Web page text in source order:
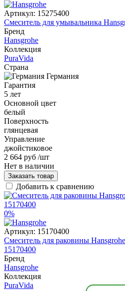
Артикул: 15275400
Смеситель для умывальника
Бренд
Hansgrohe
Коллекция
PuraVida
Страна
Германия
Гарантия
5 лет
Основной цвет
белый
Поверхность
глянцевая
Управление
джойстиковое
2 664 руб /шт
Нет в наличии
Заказать товар
Добавить к сравнению
0%
Артикул: 15170400
Смеситель для раковины
15170400
Бренд
Hansgrohe
Коллекция
PuraVida